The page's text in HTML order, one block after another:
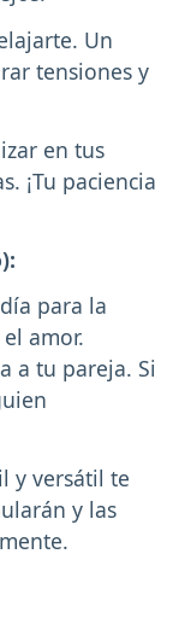
Un
tensiones y
en tus
¡Tu paciencia
para la
amor.
a tu pareja. Si
y versátil te
y las